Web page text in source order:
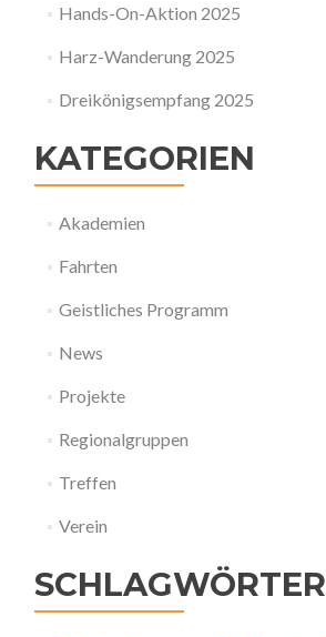
Hands-On-Aktion 2025
Harz-Wanderung 2025
Dreikönigsempfang 2025
KATEGORIEN
Akademien
Fahrten
Geistliches Programm
News
Projekte
Regionalgruppen
Treffen
Verein
SCHLAGWÖRTER